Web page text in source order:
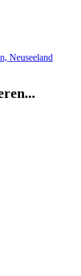
Neuseeland